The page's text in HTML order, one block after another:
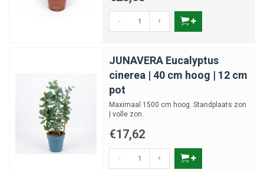
- +
JUNAVERA Eucalyptus
cinerea | 40 cm hoog | 12 cm
pot
Maximaal 1500 cm hoog. Standplaats zon
| volle zon.
€17,62
- +